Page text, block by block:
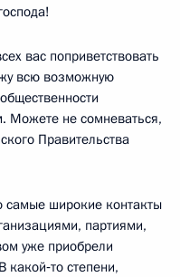
вас поприветствовать
всю возможную
Можете не сомневаться,
Правительства
самые широкие контакты
партиями,
уже приобрели
какой‑то степени,